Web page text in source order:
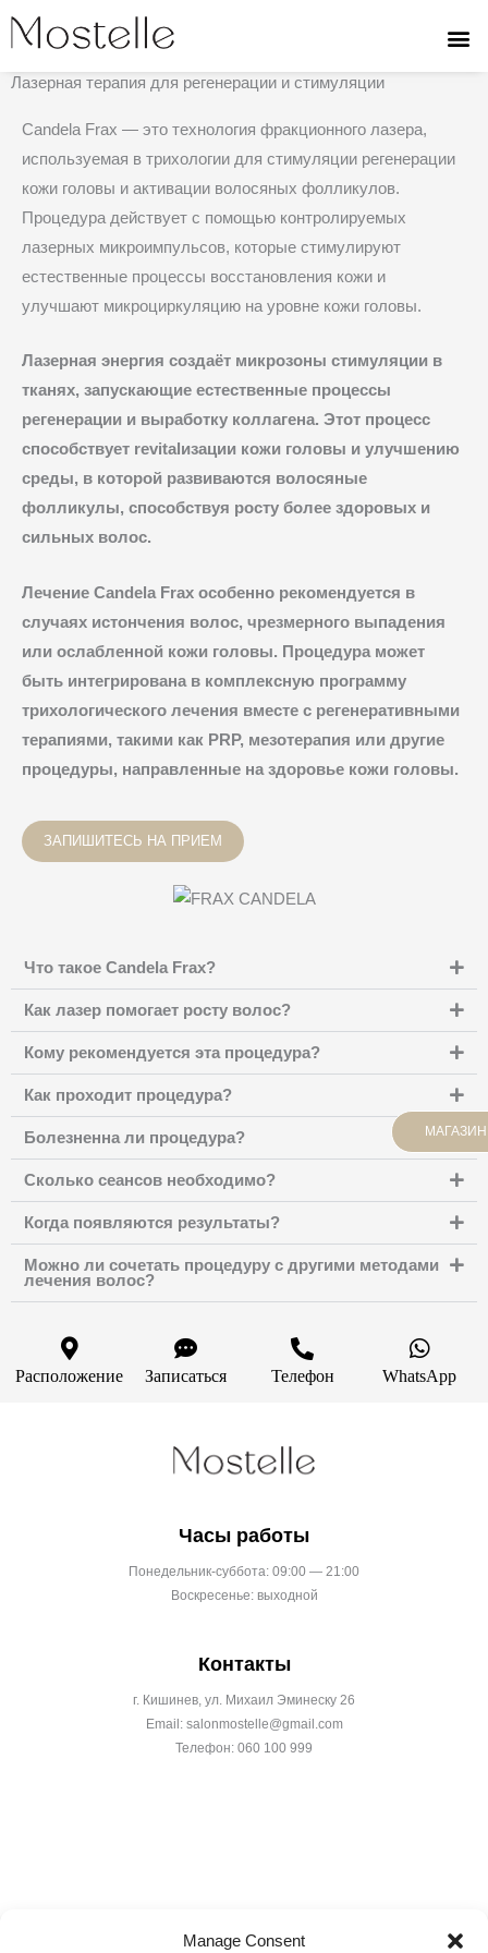
Manage Consent
Перейти
содержимому
CANDELA FRAX
Лазерная терапия для регенерации и стимуляции
Candela Frax — это технология фракционного лазера,
используемая в трихологии для стимуляции регенерации
кожи головы и активации волосяных фолликулов.
Процедура действует с помощью контролируемых
лазерных микроимпульсов, которые стимулируют
естественные процессы восстановления кожи и
улучшают микроциркуляцию на уровне кожи головы.
Лазерная энергия создаёт микрозоны стимуляции в
тканях, запускающие естественные процессы
регенерации и выработку коллагена. Этот процесс
способствует revitalизации кожи головы и улучшению
среды, в которой развиваются волосяные
фолликулы, способствуя росту более здоровых и
сильных волос.
Лечение Candela Frax особенно рекомендуется в
случаях истончения волос, чрезмерного выпадения
или ослабленной кожи головы. Процедура может
быть интегрирована в комплексную программу
трихологического лечения вместе с регенеративными
терапиями, такими как PRP, мезотерапия или другие
процедуры, направленные на здоровье кожи головы.
ЗАПИШИТЕСЬ НА ПРИЕМ
Что такое Candela Frax?
Как лазер помогает росту волос?
Кому рекомендуется эта процедура?
Как проходит процедура?
Болезненна ли процедура?
Сколько сеансов необходимо?
Когда появляются результаты?
Можно ли сочетать процедуру с другими методами
лечения волос?
Расположение Записаться Телефон WhatsApp
Часы работы
Понедельник-суббота: 09:00 — 21:00
Воскресенье: выходной
Контакты
г. Кишинев, ул. Михаил Эминеску 26
Email: salonmostelle@gmail.com
Телефон: 060 100 999
МАГАЗИН